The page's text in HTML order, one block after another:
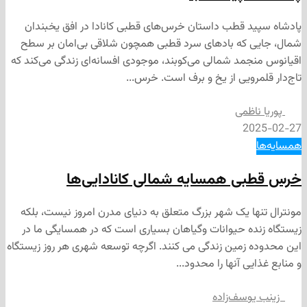
قطب داستان خرس‌های قطبی کانادا در افق یخبندان
که بادهای سرد قطبی همچون شلاقی بی‌امان بر سطح
شمالی می‌کوبند، موجودی افسانه‌ای زندگی می‌کند که
از یخ و برف است. خرس...
همسایه شمالی کانادایی‌ها
یک شهر بزرگ متعلق به دنیای مدرن امروز نیست، بلکه
حیوانات وگیاهان بسیاری است که در همسایگی ما در
زندگی می کنند. اگرچه توسعه‌ شهری هر روز زیستگاه
آنها را محدود...